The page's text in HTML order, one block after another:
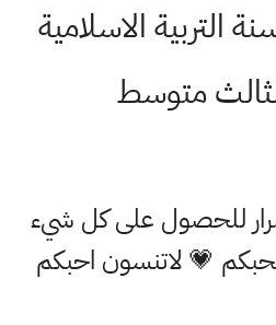
التربية الاسلامية
للحصول على كل شيء
💗 لاتنسون احبكم